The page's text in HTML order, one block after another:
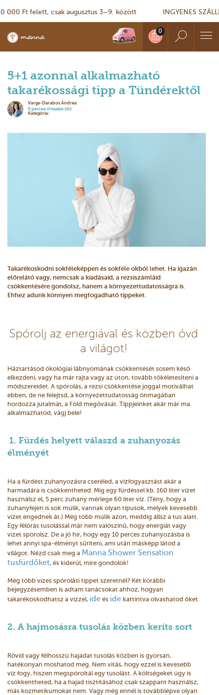
000 Ft felett, csak augusztus 3–9. között INGYENES
5+1 azonnal alkalmazható
takarékossági tipp a Tündérektől
Varga-Darabos Andrea
6 perces olvasási idő
Kategória:
Takarékoskodni sokféleképpen és sokféle okból lehet. Ha igazán
előrelátó vagy, nemcsak a kiadásaid, a rezsiszámláid
csökkentésére gondolsz, hanem a környezettudatosságra is.
Ehhez adunk könnyen megfogadható tippeket.
Spórolj az energiával és közben óvd
a világot!
Háztartásod ökológiai lábnyomának csökkentését sosem késő
elkezdeni, vagy ha már rajta vagy az úton, tovább tökéletesíteni a
módszereidet. A spórolás, a rezsi csökkentése joggal motiválhat
ebben, de ne felejtsd, a környezettudatosság önmagában
hordozza jutalmát, a Föld megóvását. Tippjeinket akár már ma
alkalmazhatod, vágj bele!
1. Fürdés helyett válaszd a zuhanyozás
élményét
Ha a fürdést zuhanyozásra cseréled, a vízfogyasztást akár a
harmadára is csökkentheted. Míg egy fürdéssel kb. 160 liter vizet
használsz el, 5 perc zuhany mérlege 60 liter víz. (Tény, hogy a
zuhanyfejen is sok múlik, vannak olyan típusok, melyek kevesebb
vizet engednek át.) Még több múlik azon, meddig állsz a tus alatt.
Egy félórás tusolással már nem valószínű, hogy energiát vagy
vizet spórolsz. De a jó hír, hogy egy 10 perces zuhanyozásba is
lehet annyi spa-élményt sűríteni, ami után másképp látod a
világot. Nézd csak meg a Manna Shower Sensation
tusfürdőket, és kiderül, mire gondolok!
Még több vizes spórolási tippet szeretnél? Két korábbi
bejegyzésemben is adtam tanácsokat ahhoz, hogyan
takarékoskodhatsz a vízzel, ide és ide kattintva olvashatod őket.
2. A hajmosásra tusolás közben keríts sort
Rövid vagy félhosszú hajadat tusolás közben is gyorsan,
hatékonyan moshatod meg. Nem vitás, hogy ezzel is kevesebb
víz fogy, hiszen megspóroltál egy tusolást. A költségeket úgy is
csökkentheted, ha a hajad tisztításához csak szappant használsz,
más kozmetikumokat nem. Vagy még ennél is továbblépve olyan